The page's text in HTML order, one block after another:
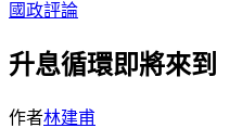
國政評論
升息循環即將來到
作者林建甫